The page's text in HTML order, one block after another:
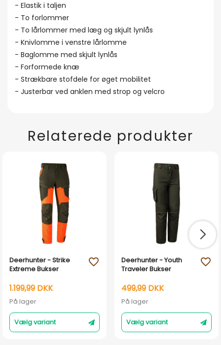
- Elastik i taljen
- To forlommer
- To lårlommer med læg og skjult lynlås
- Knivlomme i venstre lårlomme
- Baglomme med skjult lynlås
- Forformede knæ
- Strækbare stofdele for øget mobilitet
- Justerbar ved anklen med strop og velcro
Relaterede produkter
Deerhunter - Strike
Extreme Bukser
1.199,99 DKK
På lager
Vælg variant
favorite_outline
Deerhunter - Youth
Traveler Bukser
499,99 DKK
På lager
Vælg variant
favorite_outline